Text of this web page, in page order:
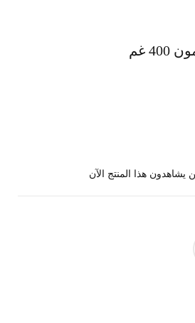
غم
يشاهدون هذا المنتج الآن